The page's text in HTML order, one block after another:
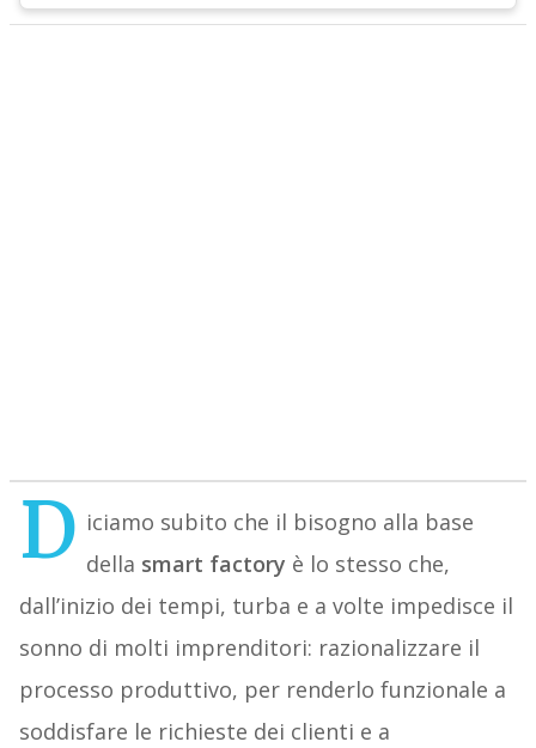
D iciamo subito che il bisogno alla base
della smart factory è lo stesso che,
dall’inizio dei tempi, turba e a volte impedisce il
sonno di molti imprenditori: razionalizzare il
processo produttivo, per renderlo funzionale a
soddisfare le richieste dei clienti e a